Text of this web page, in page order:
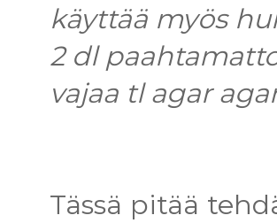
käyttää myös
2 dl
vajaa tl agar
Tässä pitää